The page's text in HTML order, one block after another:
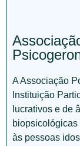
A Associação
Instituição
lucrativos e de
às pessoas